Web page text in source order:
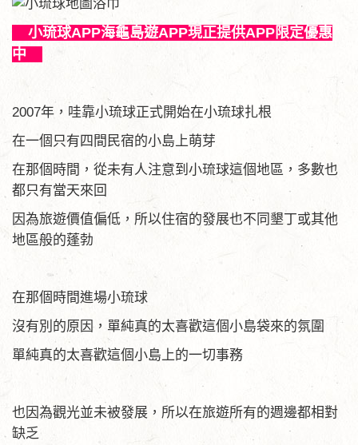
小琉球APP海龜島遊APP現正提供APP限定優惠
中
2007年，哇靠小琉球正式開始在小琉球扎根
在一個只有四間民宿的小島上萌芽
在那個時間，從未有人注意到小琉球這個地區，多數也
都只有當天來回
因為旅遊價值偏低，所以住宿的發展也不同墾丁或其他
地區般的蓬勃
在那個時間進場小琉球
沒有別的原因，單純真的太喜歡這個小島袋來的氛圍
單純真的太喜歡這個小島上的一切事務
也因為觀光並未被發展，所以在旅遊所有的週邊都相對
缺乏